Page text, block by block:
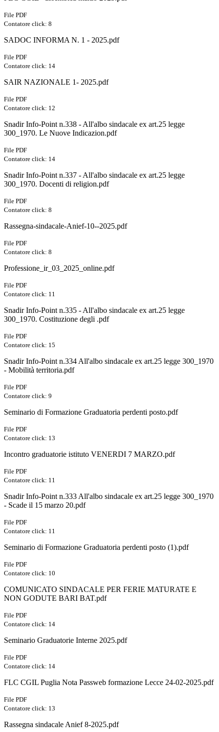
File PDF
Contatore click: 8
SADOC INFORMA N. 1 - 2025.pdf
File PDF
Contatore click: 14
SAIR NAZIONALE 1- 2025.pdf
File PDF
Contatore click: 12
Snadir Info-Point n.338 - All'albo sindacale ex art.25 legge
300_1970. Le Nuove Indicazion.pdf
File PDF
Contatore click: 14
Snadir Info-Point n.337 - All'albo sindacale ex art.25 legge
300_1970. Docenti di religion.pdf
File PDF
Contatore click: 8
Rassegna-sindacale-Anief-10--2025.pdf
File PDF
Contatore click: 8
Professione_ir_03_2025_online.pdf
File PDF
Contatore click: 11
Snadir Info-Point n.335 - All'albo sindacale ex art.25 legge
300_1970. Costituzione degli .pdf
File PDF
Contatore click: 15
Snadir Info-Point n.334 All'albo sindacale ex art.25 legge 300_1970
- Mobilità territoria.pdf
File PDF
Contatore click: 9
Seminario di Formazione Graduatoria perdenti posto.pdf
File PDF
Contatore click: 13
Incontro graduatorie istituto VENERDI 7 MARZO.pdf
File PDF
Contatore click: 11
Snadir Info-Point n.333 All'albo sindacale ex art.25 legge 300_1970
- Scade il 15 marzo 20.pdf
File PDF
Contatore click: 11
Seminario di Formazione Graduatoria perdenti posto (1).pdf
File PDF
Contatore click: 10
COMUNICATO SINDACALE PER FERIE MATURATE E
NON GODUTE BARI BAT.pdf
File PDF
Contatore click: 14
Seminario Graduatorie Interne 2025.pdf
File PDF
Contatore click: 14
FLC CGIL Puglia Nota Passweb formazione Lecce 24-02-2025.pdf
File PDF
Contatore click: 13
Rassegna sindacale Anief 8-2025.pdf